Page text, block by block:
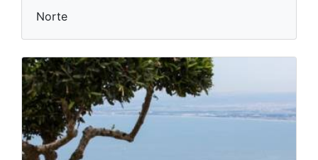
Norte